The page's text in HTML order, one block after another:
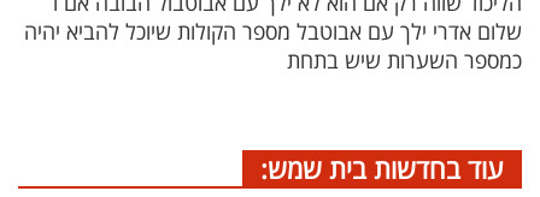
שלום אדרי ילך עם אבוטבל מספר הקולות שיוכל להביא יהיה
כמספר השערות שיש בתחת
עוד בחדשות בית שמש: